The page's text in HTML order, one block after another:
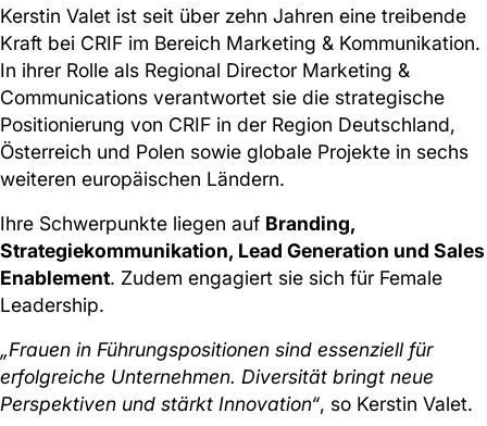
Kerstin Valet ist seit über zehn Jahren eine treibende
Kraft bei CRIF im Bereich Marketing & Kommunikation.
In ihrer Rolle als Regional Director Marketing &
Communications verantwortet sie die strategische
Positionierung von CRIF in der Region Deutschland,
Österreich und Polen sowie globale Projekte in sechs
weiteren europäischen Ländern.
Ihre Schwerpunkte liegen auf Branding,
Strategiekommunikation, Lead Generation und Sales
Enablement. Zudem engagiert sie sich für Female
Leadership.
„Frauen in Führungspositionen sind essenziell für
erfolgreiche Unternehmen. Diversität bringt neue
Perspektiven und stärkt Innovation“, so Kerstin Valet.